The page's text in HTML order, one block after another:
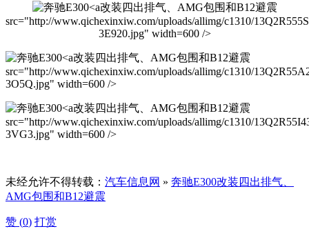
改装四出排气、AMG包围和B12避震
src="http://www.qichexinxiw.com/uploads/allimg/c1310/
3E920.jpg" width=600 />
改装四出排气、AMG包围和B12避震
src="http://www.qichexinxiw.com/uploads/allimg/c1310/
3O5Q.jpg" width=600 />
改装四出排气、AMG包围和B12避震
src="http://www.qichexinxiw.com/uploads/allimg/c1310/
3VG3.jpg" width=600 />
未经允许不得转载： 汽车信息网 » 奔驰E300改装四出排气、
AMG包围和B12避震
赞 (0) 打赏